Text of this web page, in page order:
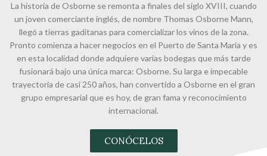
La historia de Osborne se remonta a finales del siglo XVIII, cuando
un joven comerciante inglés, de nombre Thomas Osborne Mann,
llegó a tierras gaditanas para comercializar los vinos de la zona.
Pronto comienza a hacer negocios en el Puerto de Santa María y es
en esta localidad donde adquiere varias bodegas que más tarde
fusionará bajo una única marca: Osborne. Su larga e impecable
trayectoria de casi 250 años, han convertido a Osborne en el gran
grupo empresarial que es hoy, de gran fama y reconocimiento
internacional.
CONÓCELOS